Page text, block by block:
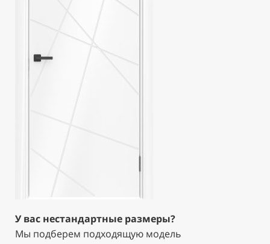
У вас нестандартные размеры?
Мы подберем подходящую модель